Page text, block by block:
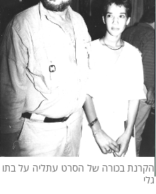
הקרנת בכורה של הסרט עתליה על בתו
גלי